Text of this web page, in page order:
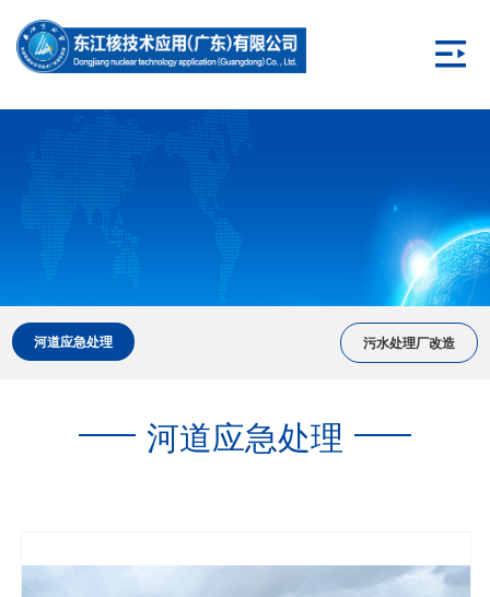
河道应急处理 污水处理厂改造
河道应急处理